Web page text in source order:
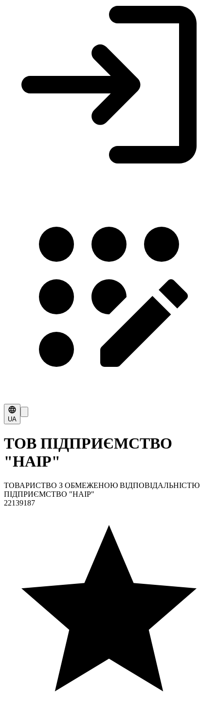
UA
ТОВ ПІДПРИЄМСТВО
"НАІР"
ТОВАРИСТВО З ОБМЕЖЕНОЮ ВІДПОВІДАЛЬНІСТЮ
ПІДПРИЄМСТВО "НАІР"
22139187